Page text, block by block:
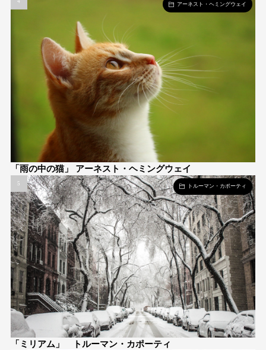
アーネスト・ヘミングウェイ
「雨の中の猫」 アーネスト・ヘミングウェイ
トルーマン・カポーティ
「ミリアム」 トルーマン・カポーティ